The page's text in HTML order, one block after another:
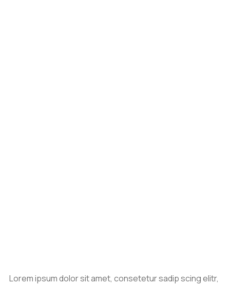
Lorem ipsum dolor sit amet, consetetur sadip scing elitr,